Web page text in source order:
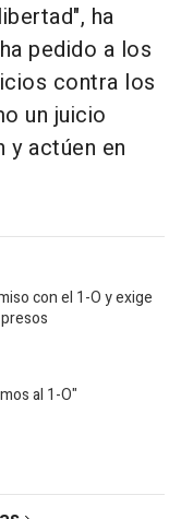
ha
pedido a los
contra los
un juicio
actúen en
con el 1-O y exige
al 1-O"